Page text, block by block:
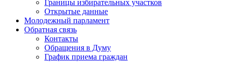
Границы избирательных участков
Открытые данные
Молодежный парламент
Обратная связь
Контакты
Обращения в Думу
График приема граждан